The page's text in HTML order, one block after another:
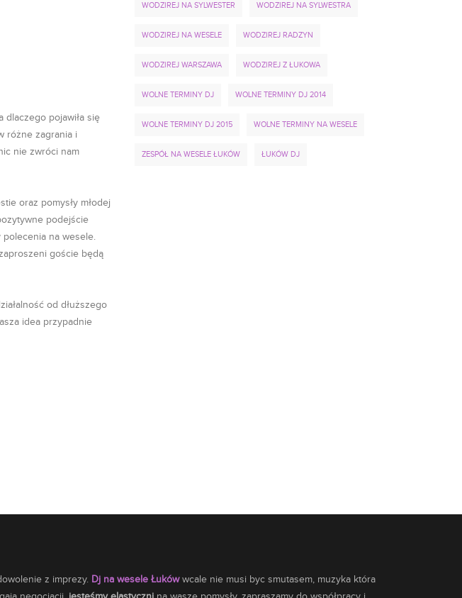
dlaczego pojawiła się
różne zagrania i
nie zwróci nam
oraz pomysły młodej
podejście
polecenia na wesele.
goście będą
od dłuższego
idea przypadnie
WODZIREJ NA SYLWESTER WODZIREJ NA SYLWESTRA
WODZIREJ NA WESELE WODZIREJ RADZYN
WODZIREJ WARSZAWA WODZIREJ Z ŁUKOWA
WOLNE TERMINY DJ WOLNE TERMINY DJ 2014
WOLNE TERMINY DJ 2015 WOLNE TERMINY NA WESELE
ZESPÓŁ NA WESELE ŁUKÓW ŁUKÓW DJ
z imprezy. Dj na wesele Łukówwcale nie musi byc smutasem, muzyka która